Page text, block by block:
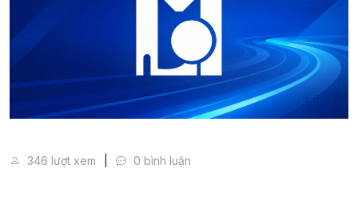
346 lượt xem 0 bình luận